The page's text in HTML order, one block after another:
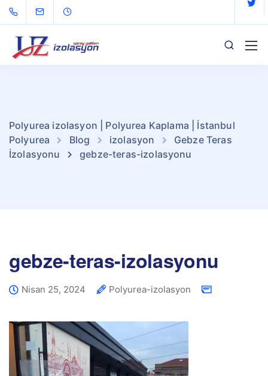
Polyurea izolasyon | Polyurea Kaplama | İstanbul
Polyurea
Blog izolasyon
Gebze Teras
İzolasyonu
gebze-teras-izolasyonu
gebze-teras-izolasyonu
Nisan 25, 2024 Polyurea-izolasyon